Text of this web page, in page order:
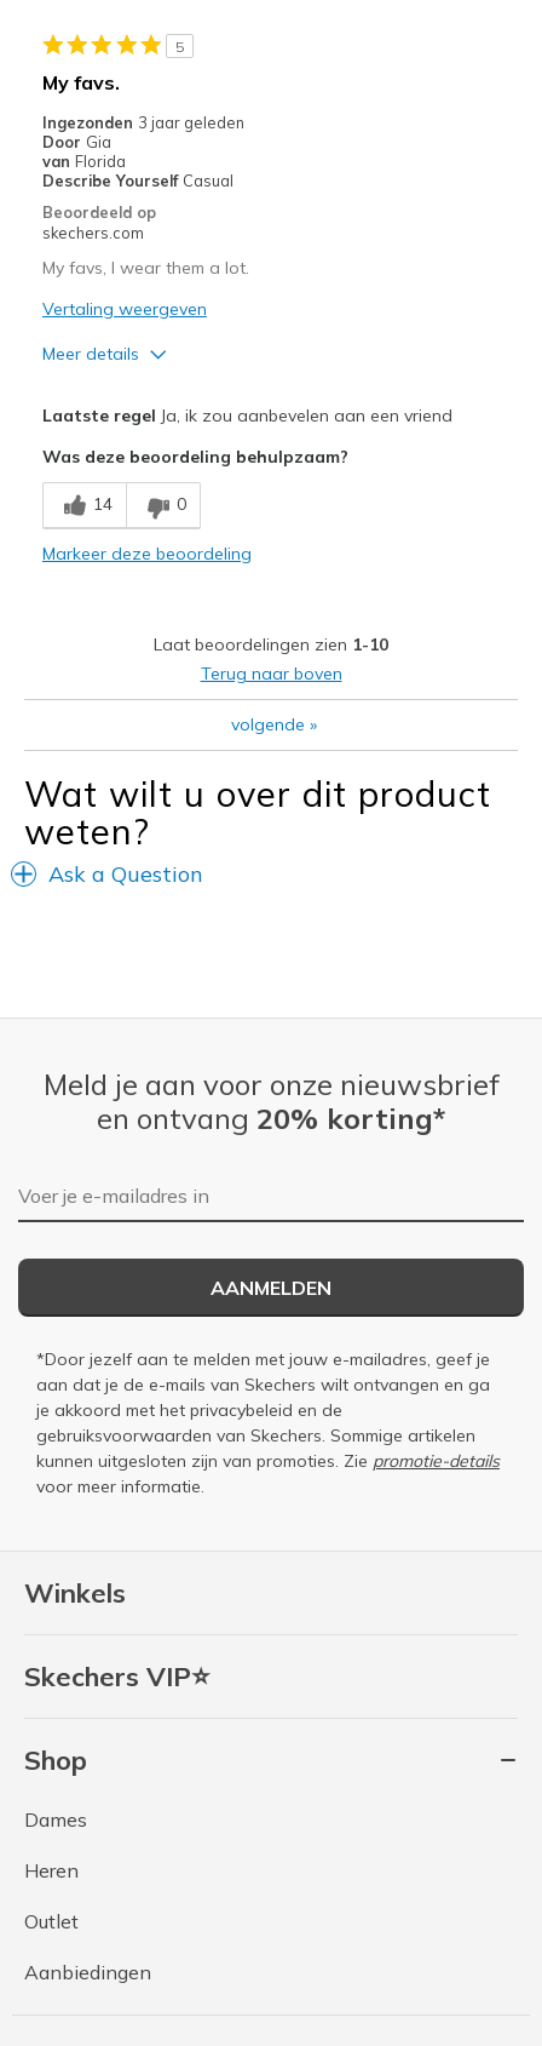
Width
Sizing
Feels true to size
View On Shoes
5
My favs.
Ingezonden 3 jaar geleden
Door Gia
van Florida
Describe Yourself Casual
Beoordeeld op
skechers.com
My favs, I wear them a lot.
Vertaling weergeven
Meer details
Breathe Well
Comfortable
Beste toepassingen
Casual Wear
Travel
Width
Feels true to width
Sizing
View On Shoes
Laatste regel Ja, ik zou aanbevelen aan een vriend
Was deze beoordeling behulpzaam?
14 0
Markeer deze beoordeling
Laat beoordelingen zien 1-10
Terug naar boven
volgende »
Wat wilt u over dit product
weten?
Ask a Question
Winkels
Skechers VIP⭐
Shop
Dames
Heren
Outlet
Aanbiedingen
Meld je aan voor onze nieuwsbrief
en ontvang 20% korting*
E-mailadres
AANMELDEN
*Door jezelf aan te melden met jouw e-mailadres, geef je
aan dat je de e-mails van Skechers wilt ontvangen en ga
je akkoord met het privacybeleid en de
gebruiksvoorwaarden van Skechers. Sommige artikelen
kunnen uitgesloten zijn van promoties. Zie promotie-details
voor meer informatie.